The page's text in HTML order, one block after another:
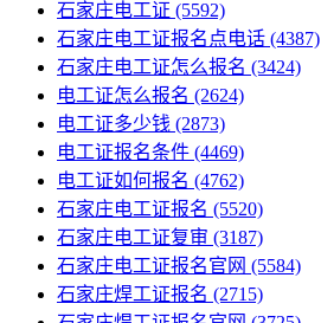
石家庄电工证 (5592)
石家庄电工证报名点电话 (4387)
石家庄电工证怎么报名 (3424)
电工证怎么报名 (2624)
电工证多少钱 (2873)
电工证报名条件 (4469)
电工证如何报名 (4762)
石家庄电工证报名 (5520)
石家庄电工证复审 (3187)
石家庄电工证报名官网 (5584)
石家庄焊工证报名 (2715)